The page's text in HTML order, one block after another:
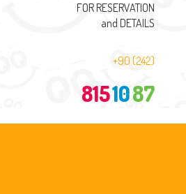
FOR RESERVATION
and DETAILS
+90 (242)
8151087